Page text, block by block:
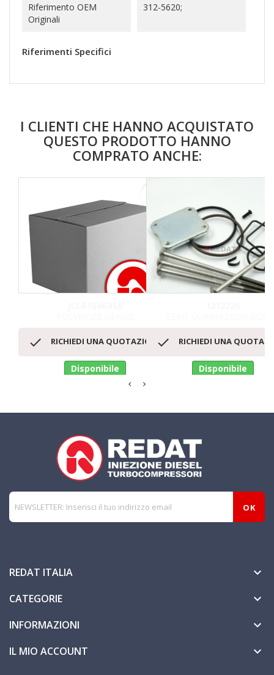
Riferimento OEM
Originali
312-5620;
Riferimenti Specifici
I CLIENTI CHE HANNO ACQUISTATO
QUESTO PRODOTTO HANNO
COMPRATO ANCHE:
 RICHIEDI UNA QUOTAZIONE
Disponibile
 RICHIEDI UNA
Disponibile
REDAT ITALIA 
CATEGORIE 
INFORMAZIONI 
IL MIO ACCOUNT 